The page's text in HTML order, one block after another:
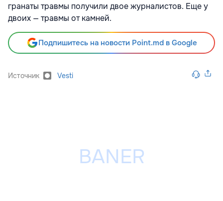
гранаты травмы получили двое журналистов. Еще у
двоих — травмы от камней.
Подпишитесь на новости Point.md в Google
Источник Vesti